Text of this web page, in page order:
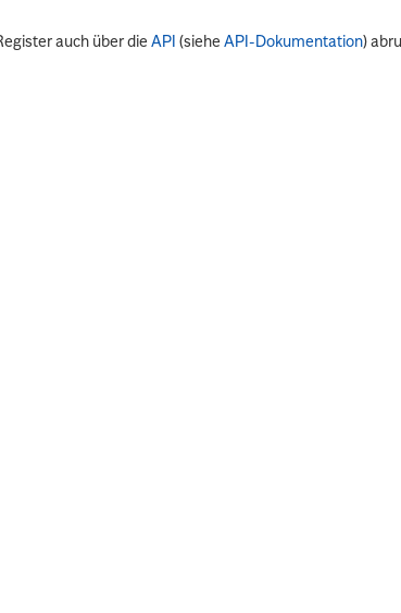
auch über dieAPI (sieheAPI-Dokumentation)